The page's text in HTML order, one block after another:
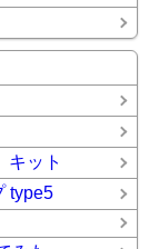
ット
type5